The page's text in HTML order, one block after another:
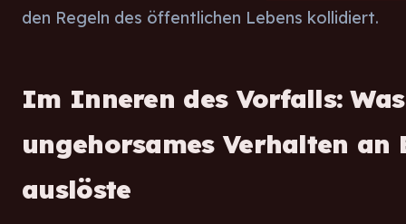
den Regeln des öffentlichen Lebens kollidiert.
Im Inneren des Vorfalls:
ungehorsames Verhalten an
auslöste